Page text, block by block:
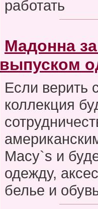
работать
Мадонна
выпуском
Если верить
коллекция
Macy`s и
одежду,
белье и